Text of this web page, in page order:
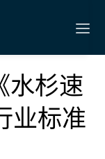
水杉速
业标准